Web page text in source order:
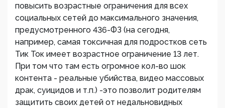
повысить возрастные ограничения для всех
социальных сетей до максимального значения,
предусмотренного 436-ФЗ (на сегодня,
например, самая токсичная для подростков сеть
Тик Ток имеет возрастное ограничение 13 лет.
При том что там есть огромное кол-во шок
контента - реальные убийства, видео массовых
драк, суицидов и т.п.) -это позволит родителям
защитить своих детей от недальновидных